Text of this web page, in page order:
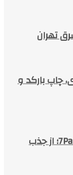
تهران
چاپ بارکد و
خدمات شبکه‌های اجتماعی 7Panel؛ از جذب